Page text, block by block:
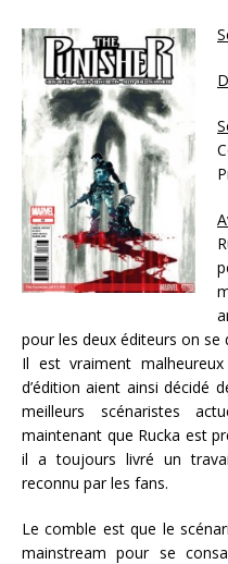
pour les deux éditeurs on se
Il est vraiment
d’édition aient ainsi décidé
meilleurs scénaristes
maintenant que Rucka est
il a toujours livré un
reconnu par les fans.
Le comble est que le
mainstream pour se